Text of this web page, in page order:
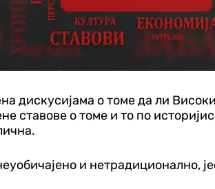
дискусијама о томе да ли
ставове о томе и то по
и нетрадиционално,